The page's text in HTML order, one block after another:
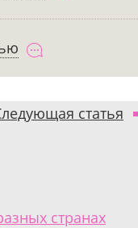
статья
странах